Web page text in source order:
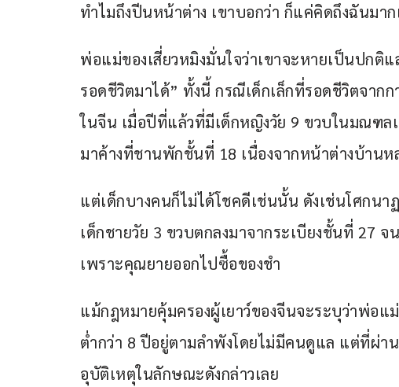
ทำไมถึงปีนหน้าต่าง เขาบอกว่า ก็แค่คิดถึงฉันมา
พ่อแม่ของเสี่ยวหมิงมั่นใจว่าเขาจะหายเป็นปกติ
รอดชีวิตมาได้” ทั้งนี้ กรณีเด็กเล็กที่รอดชีวิตจาก
ในจีน เมื่อปีที่แล้วที่มีเด็กหญิงวัย 9 ขวบในมณฑล
มาค้างที่ชานพักชั้นที่ 18 เนื่องจากหน้าต่างบ้านห
แต่เด็กบางคนก็ไม่ได้โชคดีเช่นนั้น ดังเช่นโศกน
เด็กชายวัย 3 ขวบตกลงมาจากระเบียงชั้นที่ 27
เพราะคุณยายออกไปซื้อของชำ
แม้กฎหมายคุ้มครองผู้เยาว์ของจีนจะระบุว่าพ่อแ
ต่ำกว่า 8 ปีอยู่ตามลำพังโดยไม่มีคนดูแล แต่ที่ผ่า
อุบัติเหตุในลักษณะดังกล่าวเลย